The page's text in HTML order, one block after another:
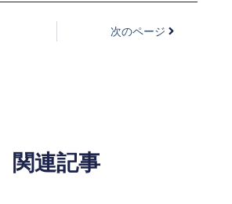
次のページ
関連記事